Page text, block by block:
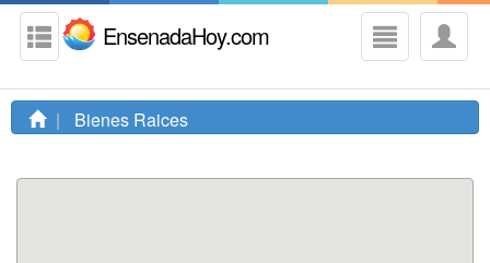
EnsenadaHoy.com
Bienes Raices